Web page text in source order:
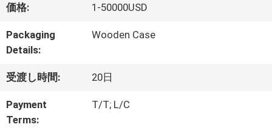
動
画
私
達
価格: 1-50000USD
Packaging
Details:
Wooden Case
受渡し時間: 20日
Payment
Terms:
T/T; L/C